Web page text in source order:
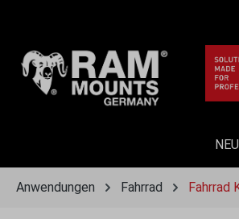
NEU
Anwendungen Fahrrad Fahrrad